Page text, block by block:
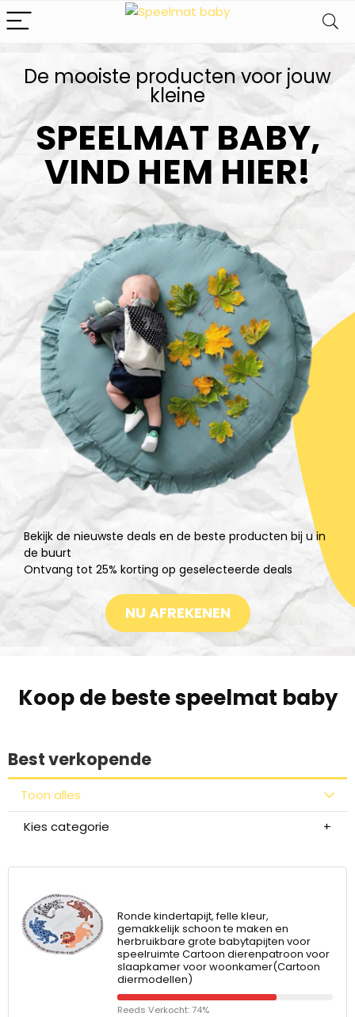
De mooiste producten voor jouw
kleine​
SPEELMAT BABY,
VIND HEM HIER!
Bekijk de nieuwste deals en de beste producten bij u in
de buurt
Ontvang tot 25% korting op geselecteerde deals
NU AFREKENEN
Koop de beste speelmat baby
Best verkopende
Toon alles
Kies categorie
Ronde kindertapijt, felle kleur,
gemakkelijk schoon te maken en
herbruikbare grote babytapijten voor
speelruimte Cartoon dierenpatroon voor
slaapkamer voor woonkamer(Cartoon
diermodellen)
Reeds Verkocht: 74%